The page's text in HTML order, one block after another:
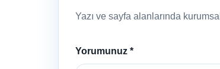
Yazı ve sayfa alanlarında
Yorumunuz *